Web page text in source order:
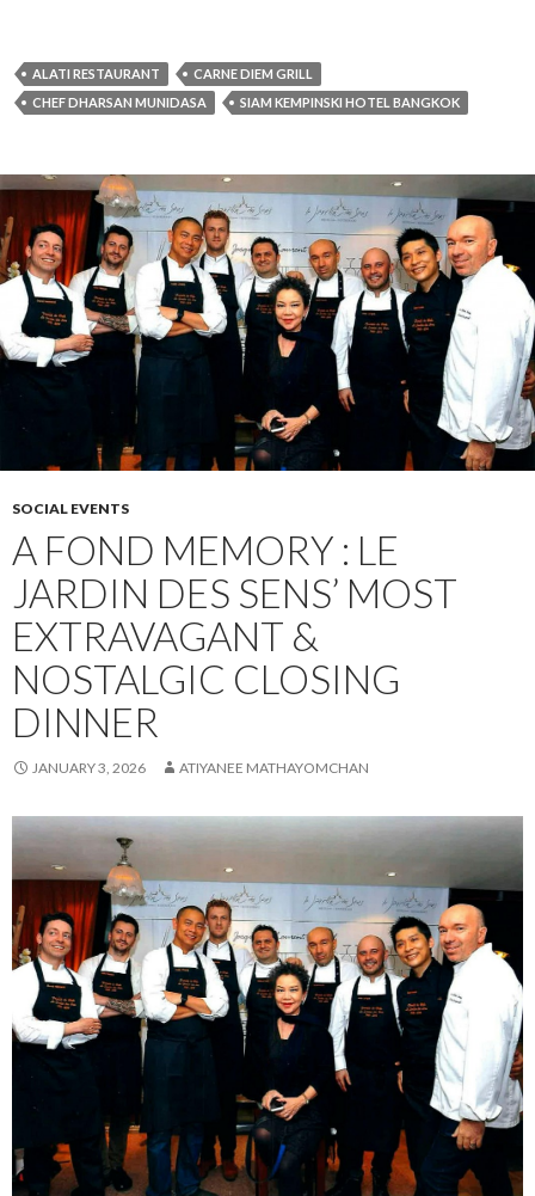
ALATI RESTAURANT
CARNE DIEM GRILL
CHEF DHARSAN MUNIDASA
SIAM KEMPINSKI HOTEL BANGKOK
SOCIAL EVENTS
A FOND MEMORY : LE
JARDIN DES SENS’ MOST
EXTRAVAGANT &
NOSTALGIC CLOSING
DINNER
JANUARY 3, 2026 ATIYANEE MATHAYOMCHAN